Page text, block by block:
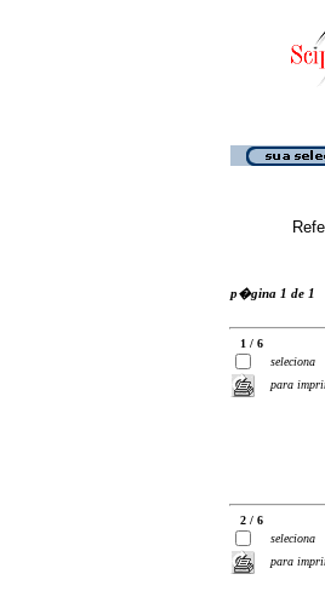
p�gina 1 de 1
1 / 6
seleciona
para
2 / 6
seleciona
para